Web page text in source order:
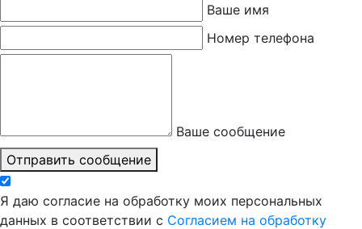
Ваше имя
Номер телефона
Ваше сообщение
Отправить сообщение
Я даю согласие на обработку моих персональных
данных в соответствии с Согласием на обработку